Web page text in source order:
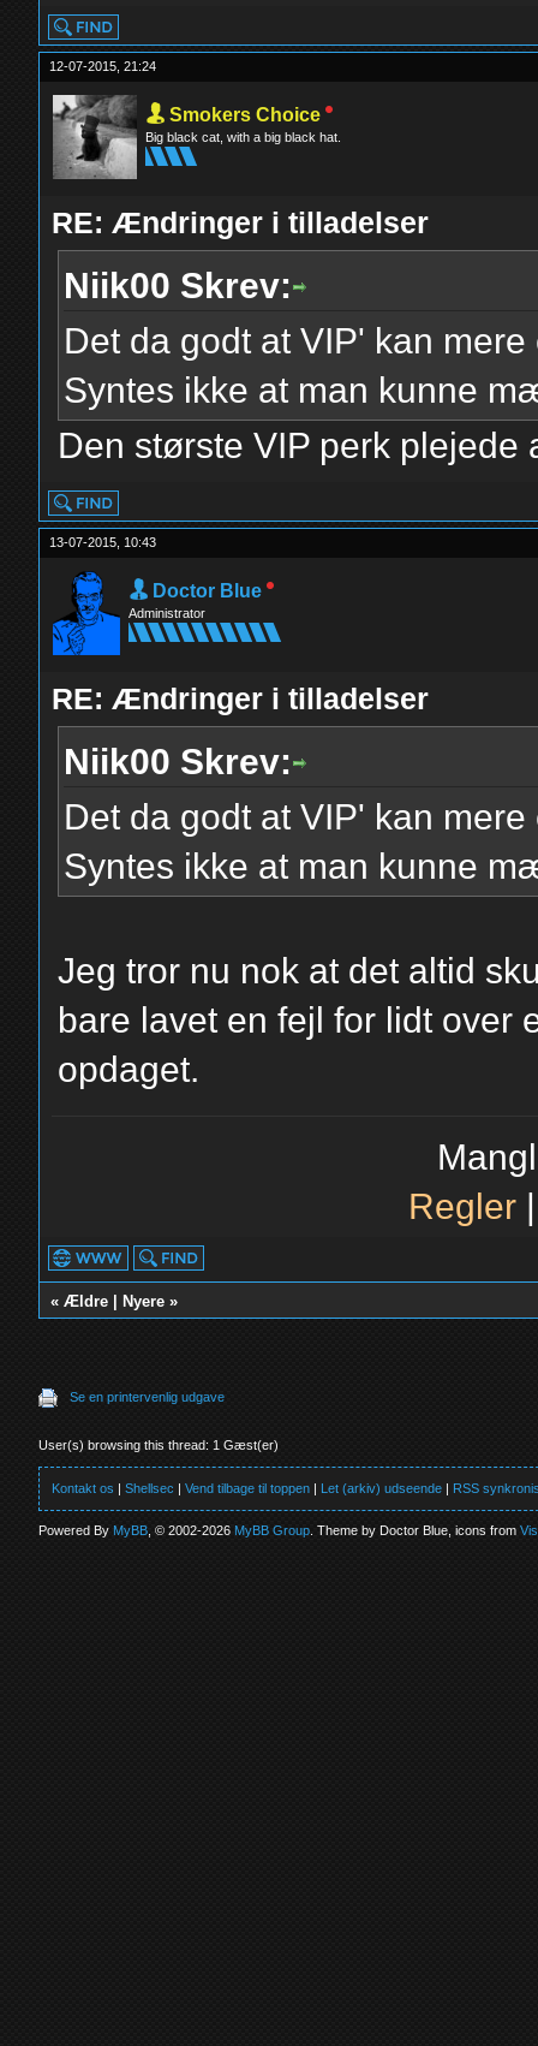
12-07-2015, 21:24
Smokers Choice
Big black cat, with a big black hat.
RE: Ændringer i tilladelser
Niik00 Skrev:
Det da godt at VIP' kan
Syntes ikke at man kunne
Den største VIP perk
13-07-2015, 10:43
Doctor Blue
Administrator
RE: Ændringer i tilladelser
Niik00 Skrev:
Det da godt at VIP' kan
Syntes ikke at man kunne
Jeg tror nu nok at det altid
bare lavet en fejl for lidt over
opdaget.
Regler
«Ældre Nyere »
Se en printervenlig udgave
User(s) browsing this thread: 1 Gæst(er)
Kontakt os |Shellsec |Vend tilbage til toppen | Let (arkiv) udseende | RSS
Powered ByMyBB , © 2002-2026MyBB Group . Theme by Doctor Blue, icons from